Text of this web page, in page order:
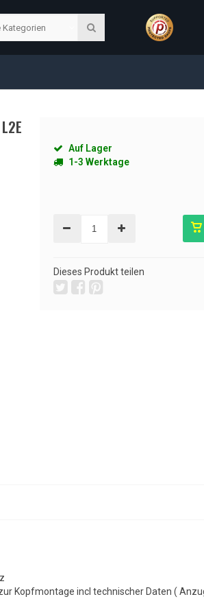
Kategorien
Auf Lager
1-3 Werktage
Dieses Produkt teilen
Kopfmontage incl technischer Daten (